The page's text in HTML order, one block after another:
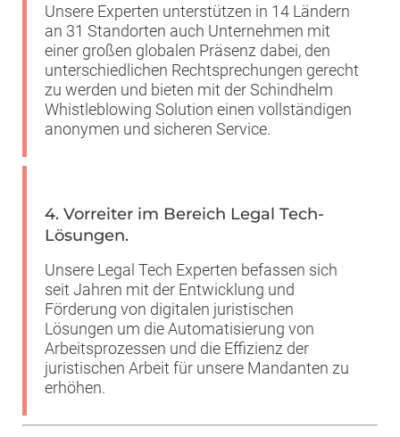
Unsere Experten unterstützen in 14 Ländern
an 31 Standorten auch Unternehmen mit
einer großen globalen Präsenz dabei, den
unterschiedlichen Rechtsprechungen gerecht
zu werden und bieten mit der Schindhelm
Whistleblowing Solution einen vollständigen
anonymen und sicheren Service.
4. Vorreiter im Bereich Legal Tech-
Lösungen.
Unsere Legal Tech Experten befassen sich
seit Jahren mit der Entwicklung und
Förderung von digitalen juristischen
Lösungen um die Automatisierung von
Arbeitsprozessen und die Effizienz der
juristischen Arbeit für unsere Mandanten zu
erhöhen.